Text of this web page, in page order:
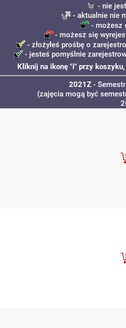
- nie
- aktualnie nie
- możesz
- możesz się
- złożyłeś prośbę o
- jesteś pomyślnie
Kliknij na ikonę "i" przy
2021Z -
(zajęcia mogą być